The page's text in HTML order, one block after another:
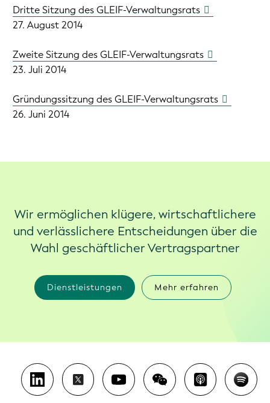
Dritte Sitzung des GLEIF-Verwaltungsrats
27. August 2014
Zweite Sitzung des GLEIF-Verwaltungsrats
23. Juli 2014
Gründungssitzung des GLEIF-Verwaltungsrats
26. Juni 2014
Wir ermöglichen klügere, wirtschaftlichere
und verlässlichere Entscheidungen über die
Wahl geschäftlicher Vertragspartner
Dienstleistungen Mehr erfahren